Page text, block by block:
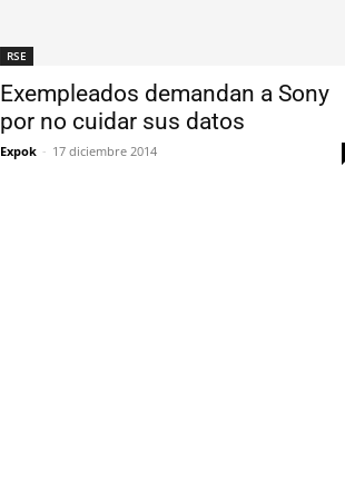
RSE
Exempleados demandan a Sony
por no cuidar sus datos
Expok - 17 diciembre 2014